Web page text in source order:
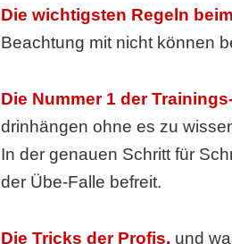
Die wichtigsten Regeln
Beachtung mit nicht können
Die Nummer 1 der
drinhängen ohne es zu
In der genauen Schritt für
der Übe-Falle befreit.
Die Tricks der Profis, und